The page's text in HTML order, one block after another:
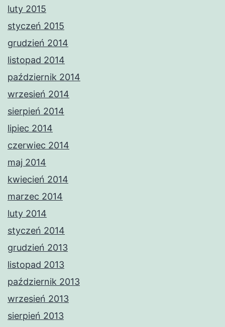
luty 2015
styczeń 2015
grudzień 2014
listopad 2014
październik 2014
wrzesień 2014
sierpień 2014
lipiec 2014
czerwiec 2014
maj 2014
kwiecień 2014
marzec 2014
luty 2014
styczeń 2014
grudzień 2013
listopad 2013
październik 2013
wrzesień 2013
sierpień 2013